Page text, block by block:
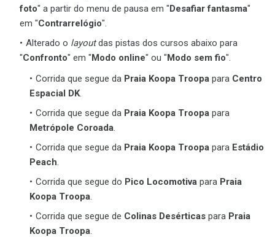
foto" a partir do menu de pausa em "Desafiar fantasma"
em "Contrarrelógio".
Alterado o layoutdas pistas dos cursos abaixo para
"Confronto" em "Modo online" ou "Modo sem fio".
Corrida que segue da Praia Koopa Troopa para Centro
Espacial DK.
Corrida que segue da Praia Koopa Troopa para
Metrópole Coroada.
Corrida que segue da Praia Koopa Troopa para Estádio
Peach.
Corrida que segue do Pico Locomotiva para Praia
Koopa Troopa.
Corrida que segue de Colinas Desérticas para Praia
Koopa Troopa.